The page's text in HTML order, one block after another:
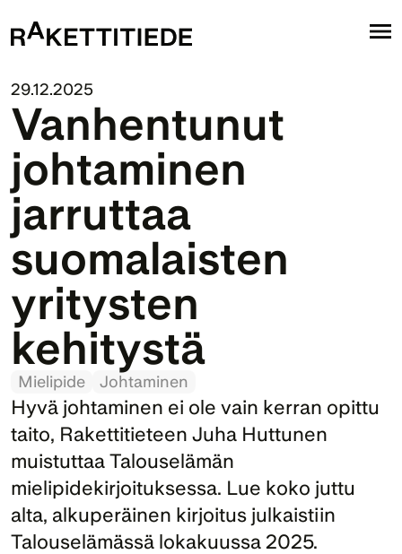
29.12.2025
Vanhentunut
johtaminen
jarruttaa
suomalaisten
yritysten
kehitystä
Mielipide Johtaminen
Hyvä johtaminen ei ole vain kerran opittu
taito, Rakettitieteen Juha Huttunen
muistuttaa Talouselämän
mielipidekirjoituksessa. Lue koko juttu
alta, alkuperäinen kirjoitus julkaistiin
Talouselämässä lokakuussa 2025.